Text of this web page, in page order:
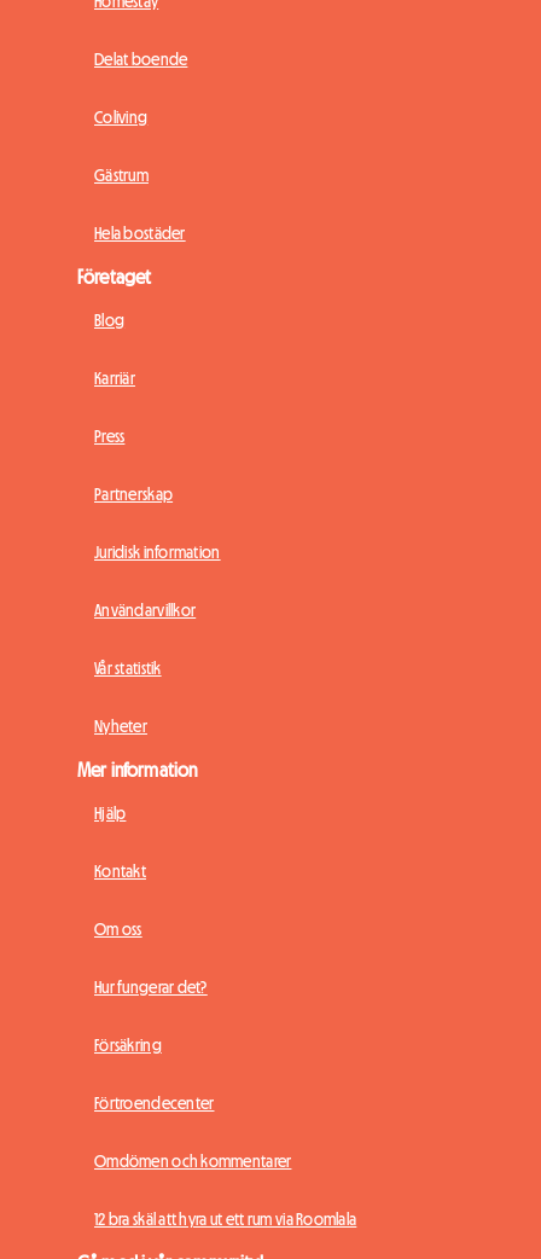
Delat boende
Coliving
Gästrum
Hela bostäder
Företaget
Blog
Karriär
Press
Partnerskap
Juridisk information
Användarvillkor
Vår statistik
Nyheter
Mer information
Hjälp
Kontakt
Om oss
Hur fungerar det?
Försäkring
Förtroendecenter
Omdömen och kommentarer
12 bra skäl att hyra ut ett rum via Roomlala